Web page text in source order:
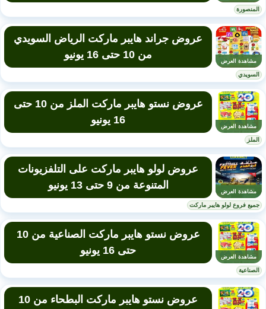
المنصورة
مشاهدة العرض
عروض جراند هايبر ماركت الرياض السويدي
من 10 حتى 16 يونيو
السويدي
مشاهدة العرض
عروض نستو هايبر ماركت الملز من 10 حتى
16 يونيو
الملز
مشاهدة العرض
عروض لولو هايبر ماركت على التلفزيونات
المتنوعة من 9 حتى 13 يونيو
جميع فروع لولو هايبر ماركت
مشاهدة العرض
عروض نستو هايبر ماركت الصناعية من 10
حتى 16 يونيو
الصناعية
عروض نستو هايبر ماركت البطحاء من 10